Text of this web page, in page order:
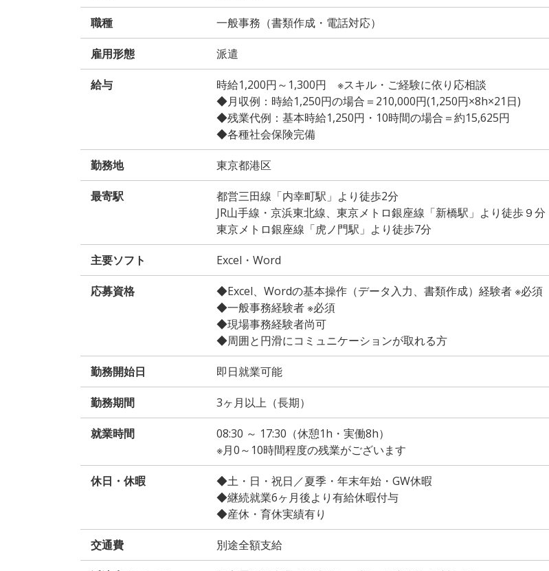
職種 一般事務（書類作成・電話対応）
雇用形態 派遣
給与
時給1,200円～1,300円 ※スキル・ご経験に依り応相談
◆月収例：時給1,250円の場合＝210,000円(1,250円×8h×21日)
◆残業代例：基本時給1,250円・10時間の場合＝約15,625円
◆各種社会保険完備
勤務地 東京都港区
最寄駅
都営三田線「内幸町駅」より徒歩2分
JR山手線・京浜東北線、東京メトロ銀座線「新橋駅」より徒歩９分
東京メトロ銀座線「虎ノ門駅」より徒歩7分
主要ソフト Excel・Word
応募資格
◆Excel、Wordの基本操作（データ入力、書類作成）経験者 ※必須
◆一般事務経験者 ※必須
◆現場事務経験者尚可
◆周囲と円滑にコミュニケーションが取れる方
勤務開始日 即日就業可能
勤務期間 3ヶ月以上（長期）
就業時間
08:30 ～ 17:30（休憩1h・実働8h）
※月0～10時間程度の残業がございます
休日・休暇
◆土・日・祝日／夏季・年末年始・GW休暇
◆継続就業6ヶ月後より有給休暇付与
◆産休・育休実績有り
交通費 別途全額支給